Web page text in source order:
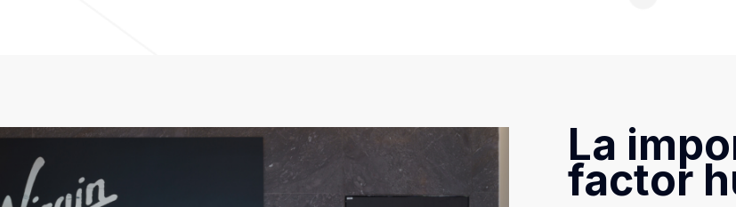
La
factor